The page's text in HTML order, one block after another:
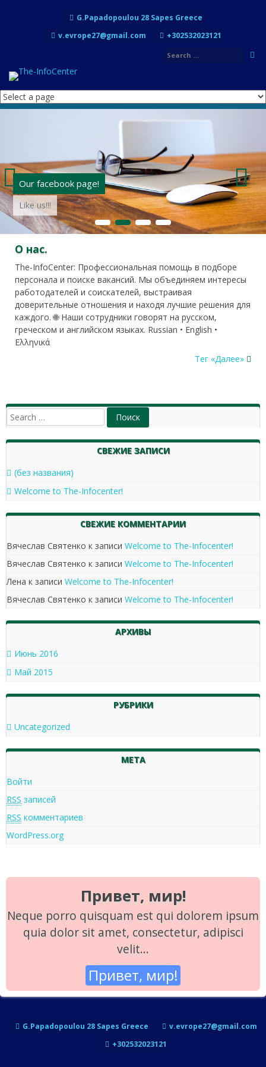
G.Papadopoulou 28 Sapes Greece
v.evrope27@gmail.com
+302532023121
Our facebook page!
Like us!!!
1
2 3 4
О нас.
The-InfoCenter: Профессиональная помощь в подборе
персонала и поиске вакансий. Мы объединяем интересы
работодателей и соискателей, выстраивая
доверительные отношения и находя лучшие решения для
каждого. 🌐 Наши сотрудники говорят на русском,
греческом и английском языках. Russian • English •
Ελληνικά
Тег «Далее»
СВЕЖИЕ ЗАПИСИ
(без названия)
Welcome to The-Infocenter!
СВЕЖИЕ КОММЕНТАРИИ
Вячеслав Святенко к записи Welcome to The-Infocenter!
Вячеслав Святенко к записи Welcome to The-Infocenter!
Лена к записи Welcome to The-Infocenter!
Вячеслав Святенко к записи Welcome to The-Infocenter!
АРХИВЫ
Июнь 2016
Май 2015
РУБРИКИ
Uncategorized
МЕТА
Войти
RSS записей
RSS комментариев
WordPress.org
Привет, мир!
Neque porro quisquam est qui dolorem ipsum
quia dolor sit amet, consectetur, adipisci
velit...
Привет, мир!
G.Papadopoulou 28 Sapes Greece
v.evrope27@gmail.com
+302532023121